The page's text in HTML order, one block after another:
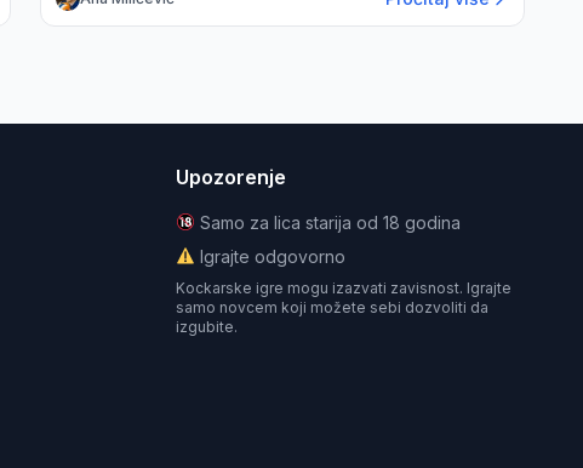
Upozorenje
Samo za lica starija od 18 godina
Igrajte odgovorno
Kockarske igre mogu izazvati zavisnost. Igrajte
samo novcem koji možete sebi dozvoliti da
izgubite.